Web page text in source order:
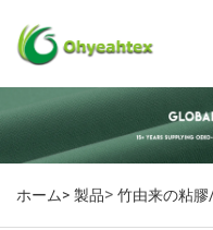
ホーム> 製品> 竹由来の粘